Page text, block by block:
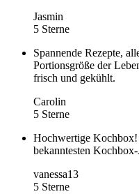
Jasmin
5 Sterne
Spannende Rezepte,
Portionsgröße der
frisch und gekühlt.
Carolin
5 Sterne
Hochwertige
bekanntesten
vanessa13
5 Sterne